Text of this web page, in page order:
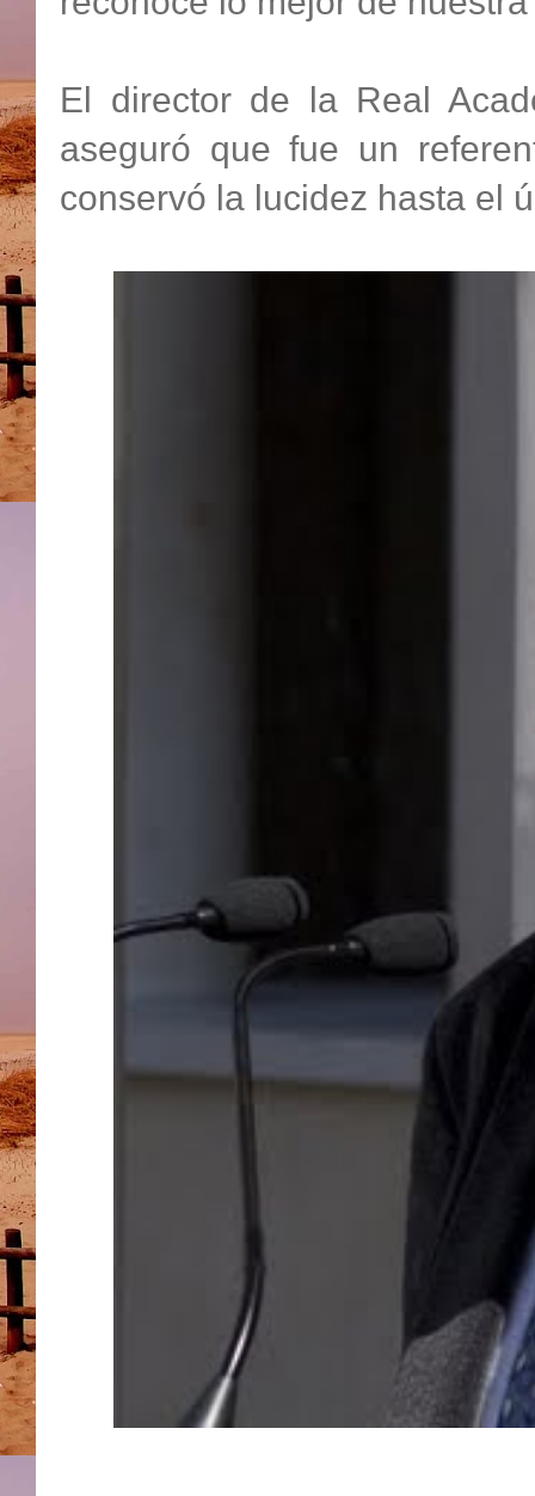
El director de la Real
aseguró que fue un
conservó la lucidez hasta el